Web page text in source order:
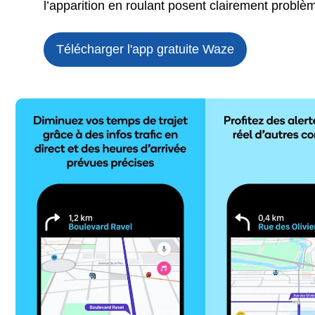
l’apparition en roulant posent clairement
Télécharger l'app gratuiteWaze